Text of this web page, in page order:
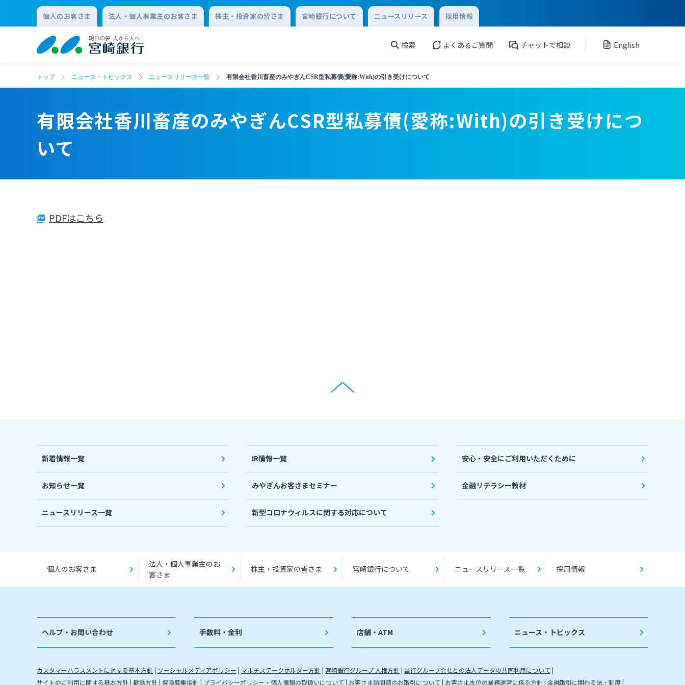
個人のお客さま 法人・個人事業主のお客さま 株主・投資家の皆さま 宮崎銀行について ニュースリリース 採用情報
検索 よくあるご質問 チャットで相談 English
トップ ニュース・トピックス ニュースリリース一覧 有限会社香川畜産のみやぎんCSR型私募債(愛称:With)の引き受けについて
有限会社香川畜産のみやぎんCSR型私募債(愛称:With)の引き受けにつ
いて
PDFはこちら
新着情報一覧
お知らせ一覧
ニュースリリース一覧
IR情報一覧
みやぎんお客さまセミナー
新型コロナウィルスに関する対応について
安心・安全にご利用いただくために
金融リテラシー教材
個人のお客さま
法人・個人事業主のお
客さま
株主・投資家の皆さま 宮崎銀行について ニュースリリース一覧 採用情報
ヘルプ・お問い合わせ 手数料・金利 店舗・ATM ニュース・トピックス
カスタマーハラスメントに対する基本方針 ソーシャルメディアポリシー マルチステークホルダー方針 宮崎銀行グループ 人権方針 当行グループ会社との法人データの共同利用について
サイトのご利用に関する基本方針 勧誘方針 保険募集指針 プライバシーポリシー・個人情報の取扱いについて お客さま訪問時のお取引について お客さま本位の業務運営に係る方針 金融取引に関わる法・制度